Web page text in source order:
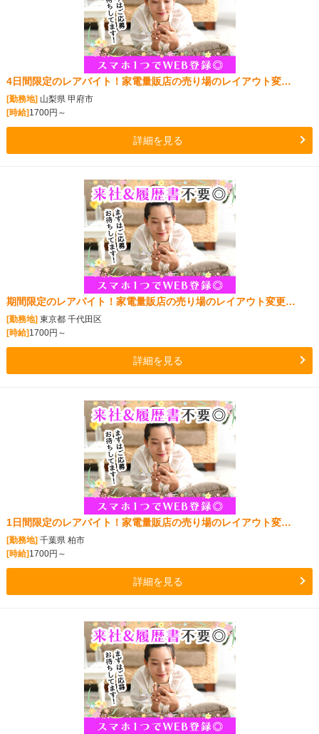
4日間限定のレアバイト！家電量販店の売り場のレイアウト変…
[勤務地]山梨県 甲府市
[時給]1700円～
詳細を見る
期間限定のレアバイト！家電量販店の売り場のレイアウト変更…
[勤務地] 東京都 千代田区
[時給] 1700円～
詳細を見る
1日間限定のレアバイト！家電量販店の売り場のレイアウト変…
[勤務地]千葉県 柏市
[時給]1700円～
詳細を見る